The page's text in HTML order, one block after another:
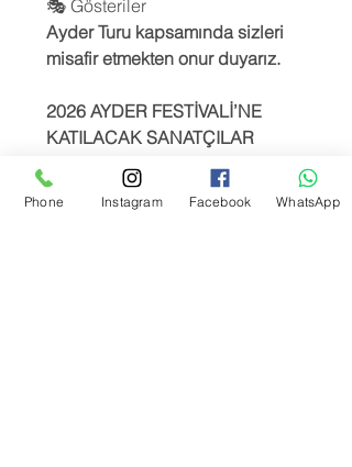
🎭 Gösteriler
Ayder Turu kapsamında sizleri
misafir etmekten onur duyarız.
2026 AYDER FESTİVALİ’NE
KATILACAK SANATÇILAR
🎤 24 Ocak 2026 – Cumartesi
Engin ORTA
Phone Instagram Facebook WhatsApp